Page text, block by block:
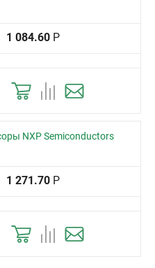
1 084.60 Р
NXP Semiconductors
1 271.70 Р